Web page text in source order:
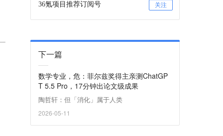
36氪项目推荐订阅号 关注
下一篇
数学专业，危：菲尔兹奖得主亲测ChatGP
T 5.5 Pro，17分钟出论文级成果
陶哲轩：但「消化」属于人类
2026-05-11